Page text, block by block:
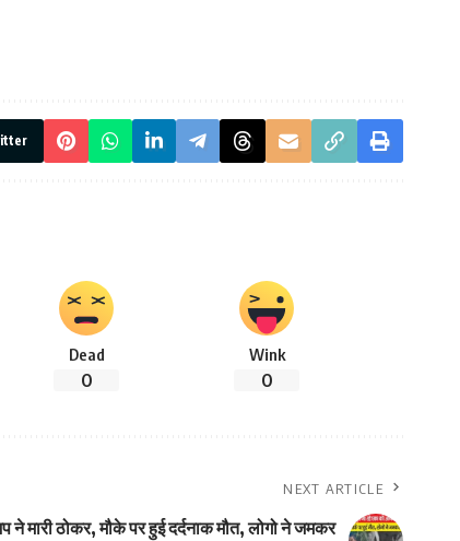
Dead
0
Wink
0
NEXT ARTICLE
ने मारी ठोकर, मौके पर हुई दर्दनाक मौत, लोगो ने जमकर